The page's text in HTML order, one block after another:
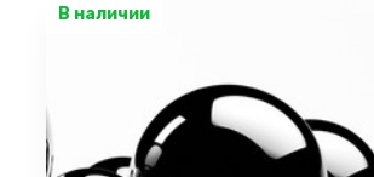
В наличии